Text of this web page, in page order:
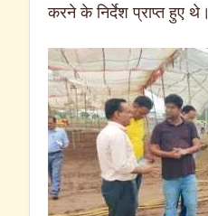
करने के निर्देश प्राप्त हुए थे।